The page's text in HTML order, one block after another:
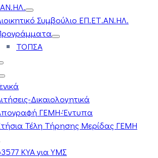
Συμβούλιο ΕΠ.ΕΤ.ΑΝ.ΗΛ.
ΤΟΠΣΑ
Δικαιολογητικά
ΓΕΜΗ-Έντυπα
Τέλη Τήρησης Μερίδας ΓΕΜΗ
ΚΥΑ για ΥΜΣ